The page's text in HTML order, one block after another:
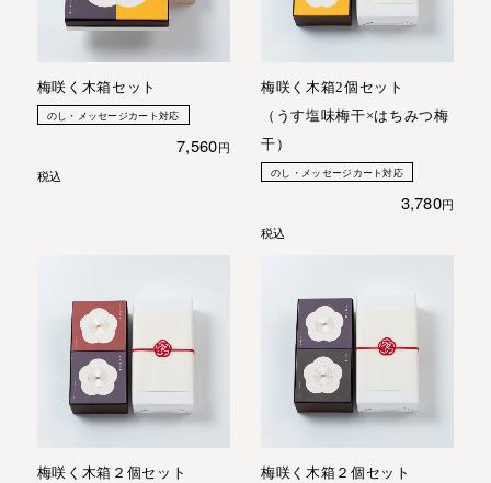
梅咲く木箱セット
のし・メッセージカート対応
7,560
税込
梅咲く木箱2個セット
（うす塩味梅干×はちみつ梅
干）
のし・メッセージカート対応
3,780
税込
梅咲く木箱２個セット
梅咲く木箱２個セット